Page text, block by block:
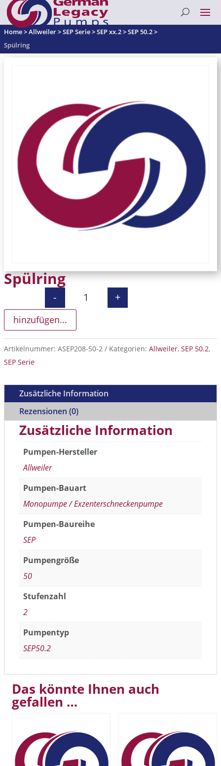
Home>Allweiler>SEP Serie>SEP xx.2>SEP 50.2>
Spülring
Spülring
Spülring Menge
- +
hinzufügen...
Artikelnummer: ASEP208-50-2 Kategorien: Allweiler, SEP 50.2,
SEP Serie
Zusätzliche Information
Rezensionen (0)
Zusätzliche Information
Pumpen-Hersteller
Allweiler
Pumpen-Bauart
Monopumpe / Exzenterschneckenpumpe
Pumpen-Baureihe
SEP
Pumpengröße
50
Stufenzahl
2
Pumpentyp
SEP50.2
Das könnte Ihnen auch
gefallen …